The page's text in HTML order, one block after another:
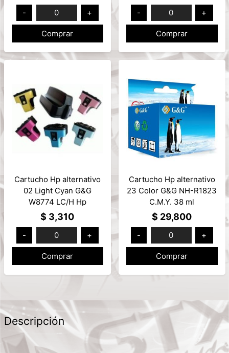
-
0 +
Comprar
- 0 +
Comprar
Cartucho Hp alternativo
02 Light Cyan G&G
W8774 LC/H Hp
Photosmart 11ml
$ 3,310
- 0 +
Comprar
Cartucho Hp alternativo
23 Color G&G NH-R1823
C.M.Y. 38 ml
$ 29,800
- 0 +
Comprar
Descripción